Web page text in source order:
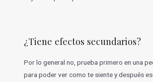
¿Tiene efectos secundarios?
Por lo general no, prueba primero en una
para poder ver como te siente y después